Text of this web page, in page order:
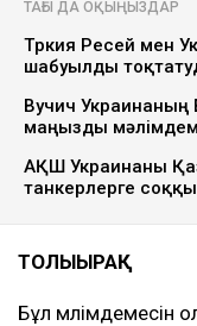
ТАҒЫ ДА ОҚЫҢЫЗДАР
Түркия Ресей мен
шабуылды
Вучич Украинаның
маңызды
АҚШ Украинаны
танкерлерге
ТОЛЫҒЫРАҚ
Бұл мәлімдемесін